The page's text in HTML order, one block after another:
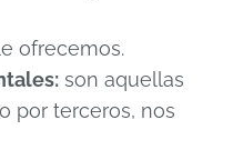
ofrecemos.
son aquellas
por terceros, nos